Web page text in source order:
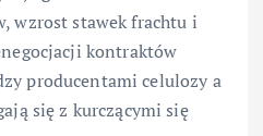
wzrost stawek frachtu i
kontraktów
producentami celulozy a
się z kurczącymi się